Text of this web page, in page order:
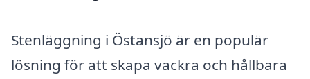
Stenläggning i Östansjö är en populär
lösning för att skapa vackra och hållbara